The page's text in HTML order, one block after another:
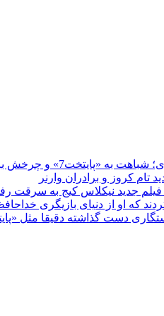
و چرخش بر مدار تکرار
که او از دنیای بازیگری
دقیقا مثل «پایتخت7» | برمدار